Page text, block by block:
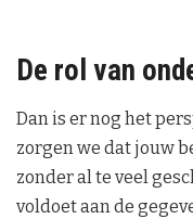
De rol van
Dan is er nog het
zorgen we dat jouw
zonder al te veel
voldoet aan de